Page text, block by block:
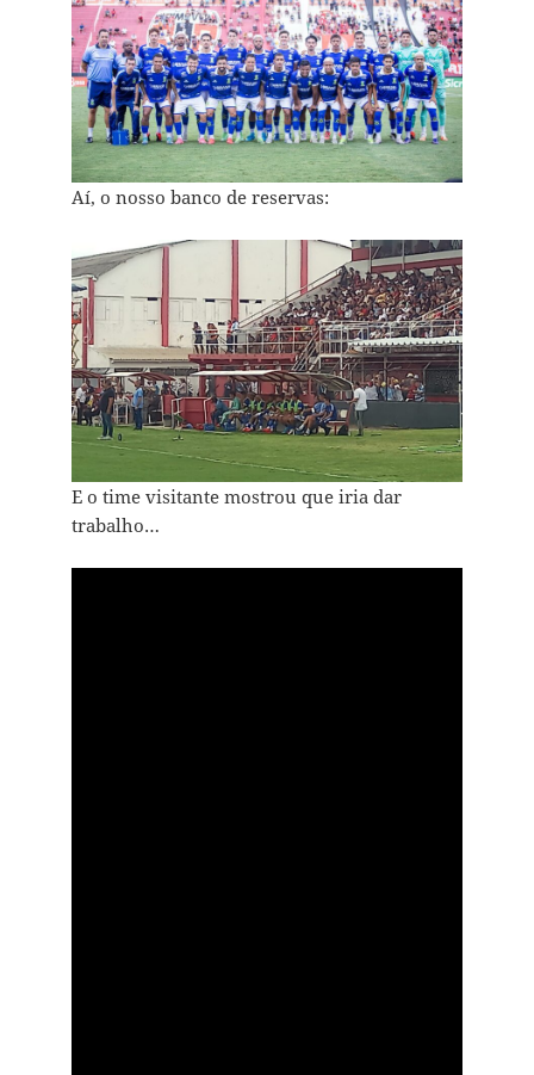
Aí, o nosso banco de reservas:
E o time visitante mostrou que iria dar
trabalho…